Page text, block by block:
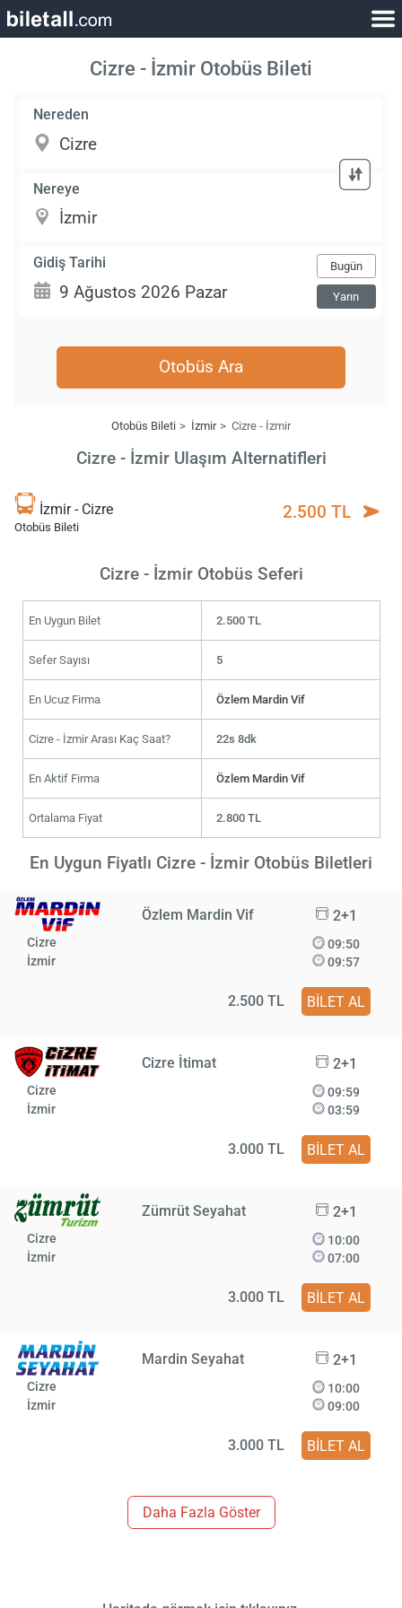
Cizre - İzmir Otobüs Bileti
Nereden
Nereye
Gidiş Tarihi Bugün
Yarın
Otobüs Ara
Otobüs Bileti İzmir Cizre - İzmir
Cizre - İzmir Ulaşım Alternatifleri
İzmir - Cizre
Otobüs Bileti
2.500 TL
Cizre - İzmir Otobüs Seferi
En Uygun Bilet 2.500 TL
Sefer Sayısı 5
En Ucuz Firma Özlem Mardin Vif
Cizre - İzmir Arası Kaç Saat? 22s 8dk
En Aktif Firma Özlem Mardin Vif
Ortalama Fiyat 2.800 TL
En Uygun Fiyatlı Cizre - İzmir Otobüs Biletleri
Özlem Mardin Vif 2+1
Cizre
İzmir
09:50
09:57
2.500 TL BİLET AL
Cizre İtimat 2+1
Cizre
İzmir
09:59
03:59
3.000 TL BİLET AL
Zümrüt Seyahat 2+1
Cizre
İzmir
10:00
07:00
3.000 TL BİLET AL
Mardin Seyahat 2+1
Cizre
İzmir
10:00
09:00
3.000 TL BİLET AL
Daha Fazla Göster